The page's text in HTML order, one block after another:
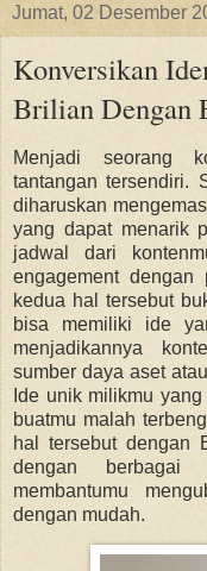
Jumat, 02 Desember
Konversikan
Brilian Dengan
Menjadi seorang
tantangan tersendiri.
diharuskan
yang dapat menarik
jadwal dari
engagement dengan
kedua hal tersebut
bisa memiliki ide
menjadikannya
sumber daya aset
Ide unik milikmu
buatmu malah
hal tersebut dengan
dengan
membantumu
dengan mudah.